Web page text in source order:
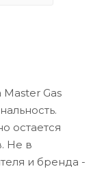
Gas
остается
Не в
и бренда -